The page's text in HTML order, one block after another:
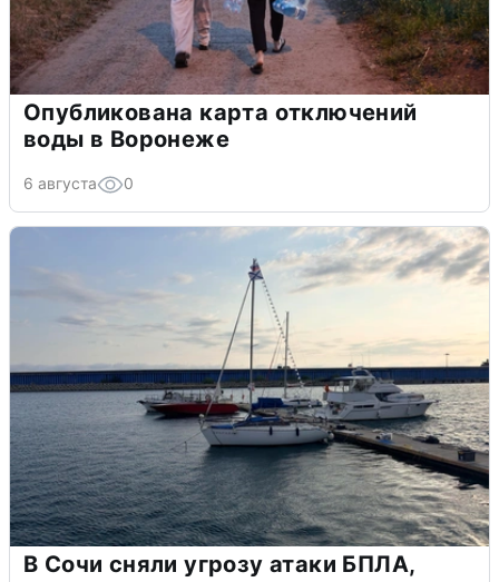
Опубликована карта отключений
воды в Воронеже
6 августа 0
В Сочи сняли угрозу атаки БПЛА,